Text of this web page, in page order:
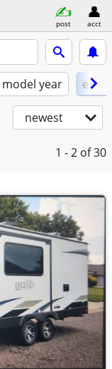
post acct
model year
newest
1 - 2 of 30